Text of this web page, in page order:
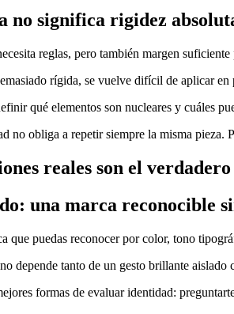
no significa rigidez
reglas, pero también margen
rígida, se vuelve difícil de aplicar
qué elementos son nucleares y cuáles
no obliga a repetir siempre la misma pieza.
reales son el
una marca reconocible
que puedas reconocer por color, tono
depende tanto de un gesto brillante
formas de evaluar identidad: